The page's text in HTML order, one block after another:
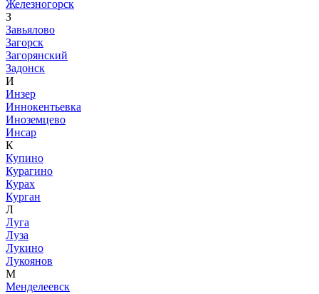
Железногорск
З
Завьялово
Загорск
Загорянский
Задонск
И
Инзер
Иннокентьевка
Иноземцево
Инсар
К
Купино
Курагино
Курах
Курган
Л
Луга
Луза
Лукино
Лукоянов
М
Менделеевск